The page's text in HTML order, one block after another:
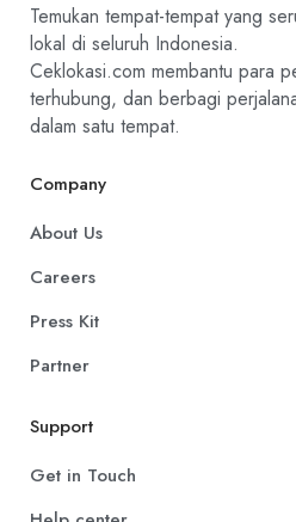
Temukan tempat-tempat yang
lokal di seluruh Indonesia.
Ceklokasi.com membantu para
terhubung, dan berbagi
dalam satu tempat.
Company
About Us
Careers
Press Kit
Partner
Support
Get in Touch